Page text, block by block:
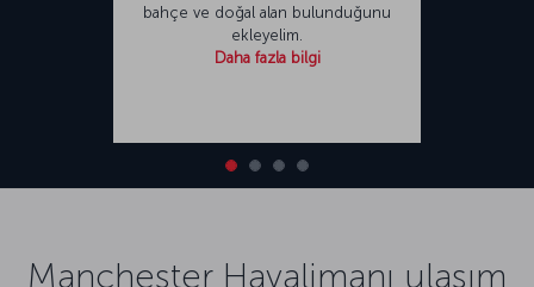
bahçe ve doğal alan bulunduğunu
ekleyelim.
Daha fazla bilgi
Manchester Havalimanı ulaşım